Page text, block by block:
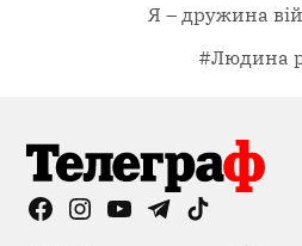
Я – дружина
#Людина
FacebookInstagram
YouTubeTelegramTikTok